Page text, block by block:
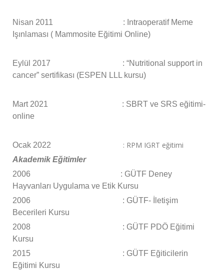
Nisan 2011 : Intraoperatif Meme
Işınlaması ( Mammosite Eğitimi Online)
Eylül 2017 : “Nutritional support in
cancer” sertifikası (ESPEN LLL kursu)
Mart 2021 : SBRT ve SRS eğitimi-
online
Ocak 2022 : RPM IGRT eğitimi
Akademik Eğitimler
2006 : GÜTF Deney
Hayvanları Uygulama ve Etik Kursu
2006 : GÜTF- İletişim
Becerileri Kursu
2008 : GÜTF PDÖ Eğitimi
Kursu
2015 : GÜTF Eğiticilerin
Eğitimi Kursu